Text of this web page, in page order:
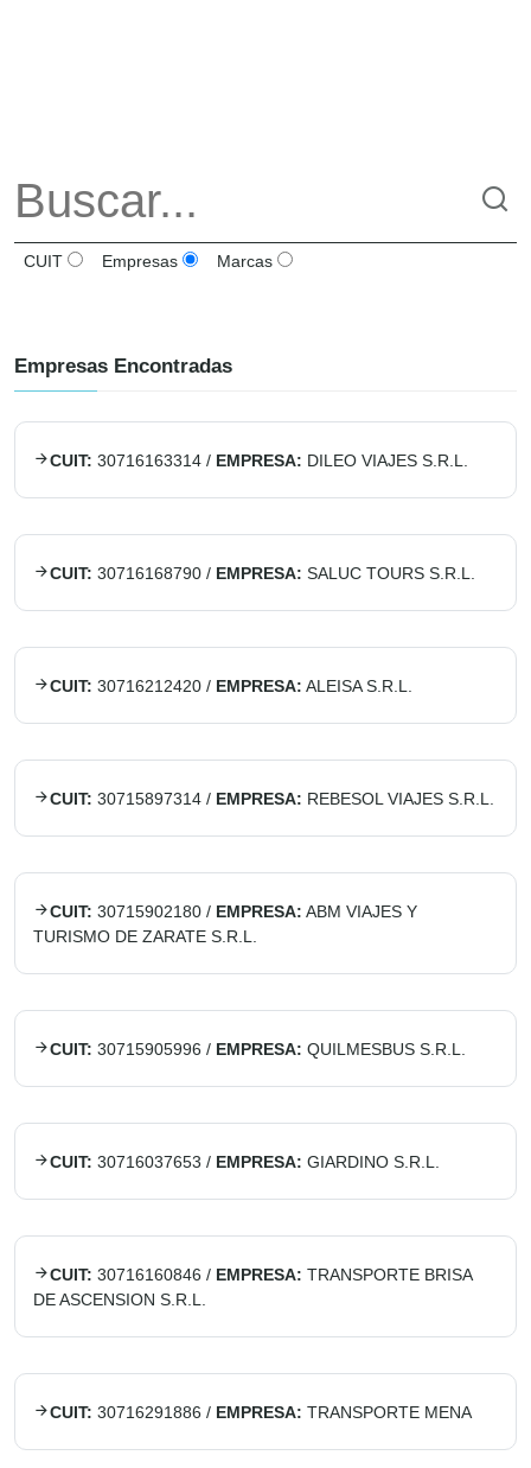
CUIT Empresas Marcas
Empresas Encontradas
CUIT: 30716163314 / EMPRESA: DILEO VIAJES S.R.L.
CUIT: 30716168790 / EMPRESA: SALUC TOURS S.R.L.
CUIT: 30716212420 / EMPRESA: ALEISA S.R.L.
CUIT: 30715897314 / EMPRESA: REBESOL VIAJES S.R.L.
CUIT: 30715902180 / EMPRESA: ABM VIAJES Y
TURISMO DE ZARATE S.R.L.
CUIT: 30715905996 / EMPRESA: QUILMESBUS S.R.L.
CUIT: 30716037653 / EMPRESA: GIARDINO S.R.L.
CUIT: 30716160846 / EMPRESA: TRANSPORTE BRISA
DE ASCENSION S.R.L.
CUIT: 30716291886 / EMPRESA: TRANSPORTE MENA